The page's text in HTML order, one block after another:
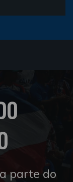
parte do